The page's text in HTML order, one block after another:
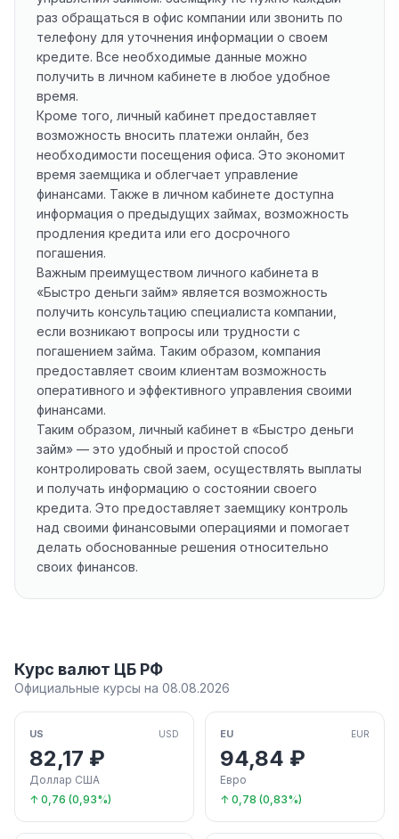
раз обращаться в офис компании или звонить по
телефону для уточнения информации о своем
кредите. Все необходимые данные можно
получить в личном кабинете в любое удобное
время.
Кроме того, личный кабинет предоставляет
возможность вносить платежи онлайн, без
необходимости посещения офиса. Это экономит
время заемщика и облегчает управление
финансами. Также в личном кабинете доступна
информация о предыдущих займах, возможность
продления кредита или его досрочного
погашения.
Важным преимуществом личного кабинета в
«Быстро деньги займ» является возможность
получить консультацию специалиста компании,
если возникают вопросы или трудности с
погашением займа. Таким образом, компания
предоставляет своим клиентам возможность
оперативного и эффективного управления своими
финансами.
Таким образом, личный кабинет в «Быстро деньги
займ» — это удобный и простой способ
контролировать свой заем, осуществлять выплаты
и получать информацию о состоянии своего
кредита. Это предоставляет заемщику контроль
над своими финансовыми операциями и помогает
делать обоснованные решения относительно
своих финансов.
Курс валют ЦБ РФ
Официальные курсы на 08.08.2026
US USD
82,17 ₽
Доллар США
↑ 0,76 (0,93%)
EU EUR
94,84 ₽
Евро
↑ 0,78 (0,83%)